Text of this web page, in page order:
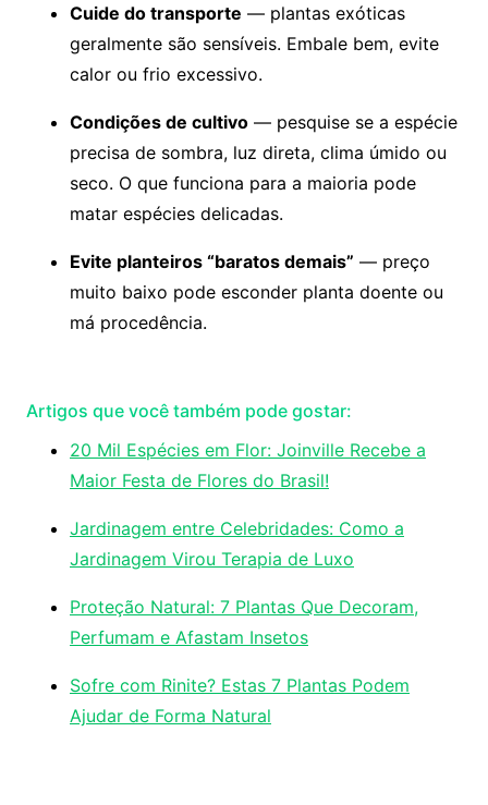
Cuide do transporte — plantas exóticas
geralmente são sensíveis. Embale bem, evite
calor ou frio excessivo.
Condições de cultivo — pesquise se a espécie
precisa de sombra, luz direta, clima úmido ou
seco. O que funciona para a maioria pode
matar espécies delicadas.
Evite planteiros “baratos demais” — preço
muito baixo pode esconder planta doente ou
má procedência.
Artigos que você também pode gostar:
20 Mil Espécies em Flor: Joinville Recebe a
Maior Festa de Flores do Brasil!
Jardinagem entre Celebridades: Como a
Jardinagem Virou Terapia de Luxo
Proteção Natural: 7 Plantas Que Decoram,
Perfumam e Afastam Insetos
Sofre com Rinite? Estas 7 Plantas Podem
Ajudar de Forma Natural